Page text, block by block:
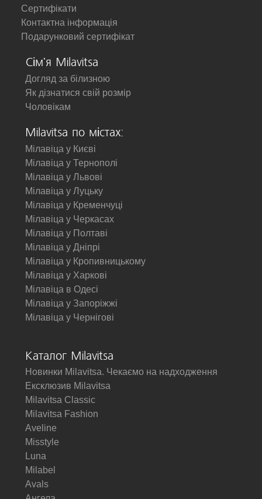
Сертифікати
Контактна інформація
Подарунковий сертифікат
Сім'я Milavitsa
Догляд за білизною
Як дізнатися свій розмір
Чоловікам
Milavitsa по містах:
Мілавіца у Києві
Мілавіца у Тернополі
Мілавіца у Львові
Мілавіца у Луцьку
Мілавіца у Кременчуці
Мілавіца у Черкасах
Мілавіца у Полтаві
Мілавіца у Дніпрі
Мілавіца у Кропивницькому
Мілавіца у Харкові
Мілавіца в Одесі
Мілавіца у Запоріжжі
Мілавіца у Чернігові
Каталог Milavitsa
Новинки Milavitsa. Чекаємо на надходження
Ексклюзив Milavitsa
Milavitsa Classic
Milavitsa Fashion
Aveline
Misstyle
Luna
Milabel
Avals